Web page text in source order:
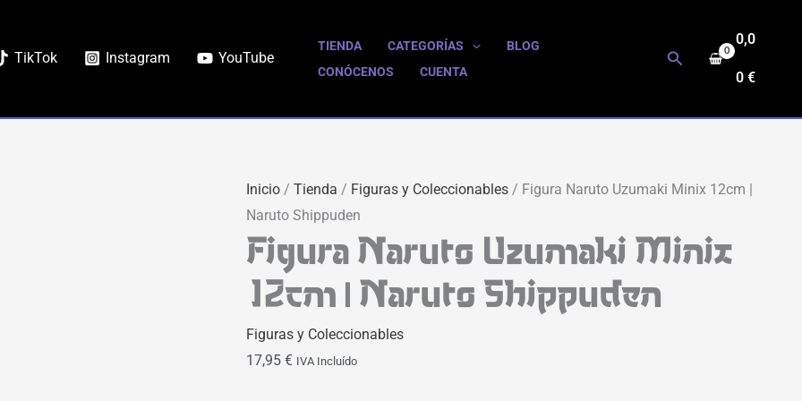
TikTok Instagram YouTube
TIENDA CATEGORÍAS
BLOG
CONÓCENOS
CUENTA
Buscar
0,0
0€
Inicio /Tienda / Figuras y Coleccionables / Figura Naruto Uzumaki Minix 12cm |
Naruto Shippuden
Figura Naruto Uzumaki Minix
12cm | Naruto Shippuden
Figuras y Coleccionables
17,95€ IVA Incluído
Uzumaki
12cm
Shippuden
cantidad